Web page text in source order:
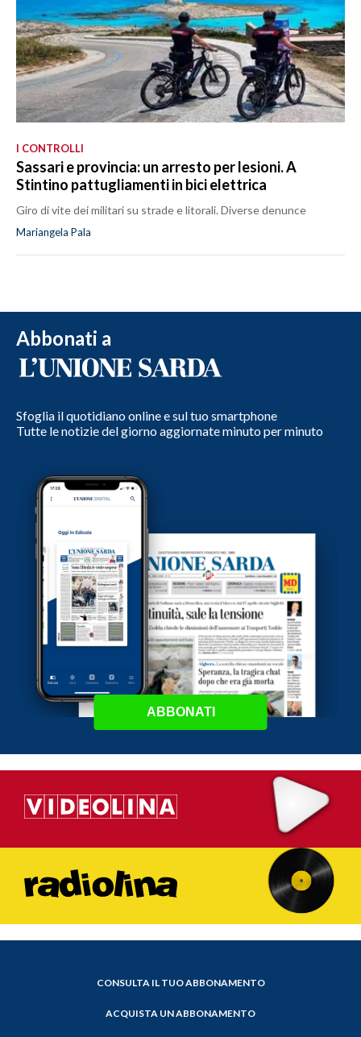
I CONTROLLI
Sassari e provincia: un arresto per lesioni. A
Stintino pattugliamenti in bici elettrica
Giro di vite dei militari su strade e litorali. Diverse denunce
Mariangela Pala
Abbonati a
Sfoglia il quotidiano online e sul tuo smartphone
Tutte le notizie del giorno aggiornate minuto per minuto
ABBONATI
CONSULTA IL TUO ABBONAMENTO
ACQUISTA UN ABBONAMENTO